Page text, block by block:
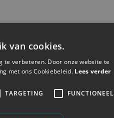
van cookies.
te verbeteren. Door onze website te
met ons Cookiebeleid. Lees verder
TARGETING FUNCTIONEEL